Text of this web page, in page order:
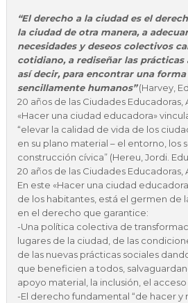
“El derecho a la ciudad es el
la ciudad de otra manera, a
necesidades y deseos colectivos
cotidiano, a rediseñar las
así decir, para encontrar una
sencillamente humanos”(Harvey,
20 años de las Ciudades Educadoras,
«Hacer una ciudad educadora»
“elevar la calidad de vida de los
en su plano material – el entorno, los
construcción cívica” (Hereu, Jordi.
20 años de las Ciudades Educadoras,
En este «Hacer una ciudad
de los habitantes, está el germen de
en el derecho que garantice:
-Una política colectiva de
lugares de la ciudad, de las
de las nuevas prácticas sociales
que beneficien a todos,
apoyo material, la inclusión, el
-El derecho fundamental “de hacer y